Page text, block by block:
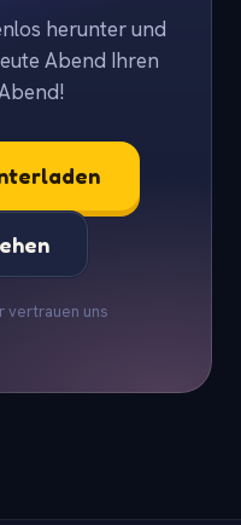
herunter und
Abend Ihren
vertrauen uns